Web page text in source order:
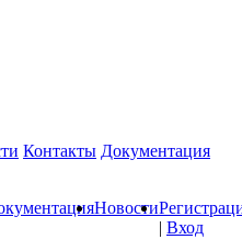
Контакты Документация
Новости
| Вход